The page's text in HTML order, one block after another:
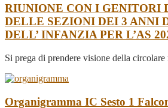
RIUNIONE CON I GENITORI
DELLE SEZIONI DEI 3 ANNI
DELL’ INFANZIA PER L’AS
Si prega di prendere visione della
Organigramma IC Sesto 1